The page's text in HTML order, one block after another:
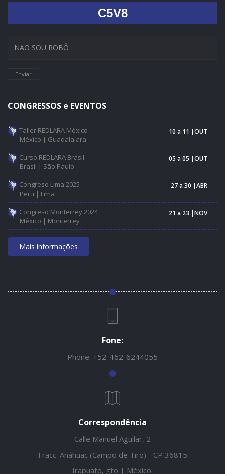
C5V8
Enviar
CONGRESSOS e EVENTOS
Taller REDLARA México
México | Guadalajara
10 a 11 |OUT
Curso REDLARA Brasil
Brasil | São Paulo
05 a 05 |OUT
Congreso Lima 2025
Peru | Lima
27 a 30 |ABR
Congreso Monterrey 2024
México | Monterrey
21 a 23 |NOV
Mais informações
Fone:
Phone: +52-462-6244055
Correspondência
Calle Manuel Aguilar, 2
Fracc. Anáhuac (Campo de Tiro) - CP 36815
Irapuato, gto | México.